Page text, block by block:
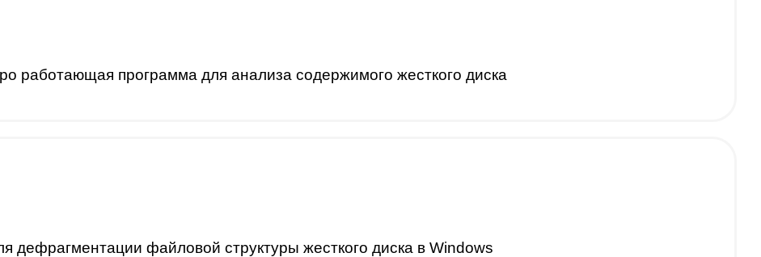
работающая программа для анализа содержимого жесткого диска
дефрагментации файловой структуры жесткого диска в Windows